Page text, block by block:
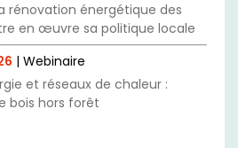
rénovation énergétique des
en œuvre sa politique locale
| Webinaire
et réseaux de chaleur :
bois hors forêt